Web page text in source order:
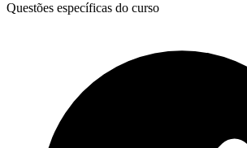
Questões específicas do curso